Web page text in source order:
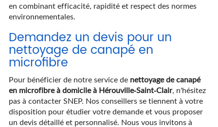
en combinant efficacité, rapidité et respect des normes
environnementales.
Demandez un devis pour un
nettoyage de canapé en
microfibre
Pour bénéficier de notre service de nettoyage de canapé
en microfibre à domicile à Hérouville-Saint-Clair, n'hésitez
pas à contacter SNEP. Nos conseillers se tiennent à votre
disposition pour étudier votre demande et vous proposer
un devis détaillé et personnalisé. Nous vous invitons à